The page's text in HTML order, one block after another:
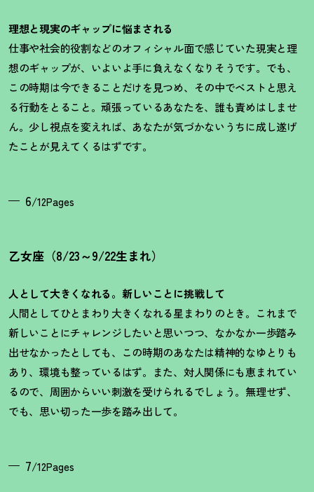
理想と現実のギャップに悩まされる
仕事や社会的役割などのオフィシャル面で感じていた現実と理
想のギャップが、いよいよ手に負えなくなりそうです。でも、
この時期は今できることだけを見つめ、その中でベストと思え
る行動をとること。頑張っているあなたを、誰も責めはしませ
ん。少し視点を変えれば、あなたが気づかないうちに成し遂げ
たことが見えてくるはずです。
6/12Pages
乙女座（8/23～9/22生まれ）
人として大きくなれる。新しいことに挑戦して
人間としてひとまわり大きくなれる星まわりのとき。これまで
新しいことにチャレンジしたいと思いつつ、なかなか一歩踏み
出せなかったとしても、この時期のあなたは精神的なゆとりも
あり、環境も整っているはず。また、対人関係にも恵まれてい
るので、周囲からいい刺激を受けられるでしょう。無理せず、
でも、思い切った一歩を踏み出して。
7/12Pages